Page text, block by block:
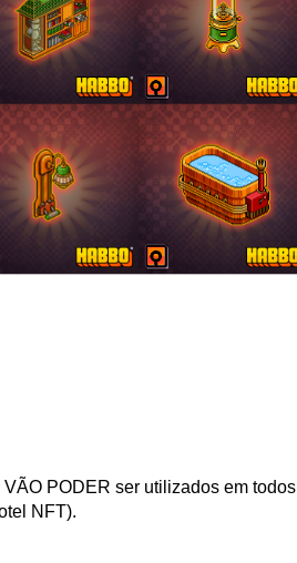
PODER ser utilizados em todos
NFT).